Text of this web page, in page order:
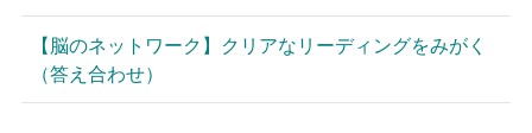
【脳のネットワーク】クリアなリーディングをみがく
（答え合わせ）